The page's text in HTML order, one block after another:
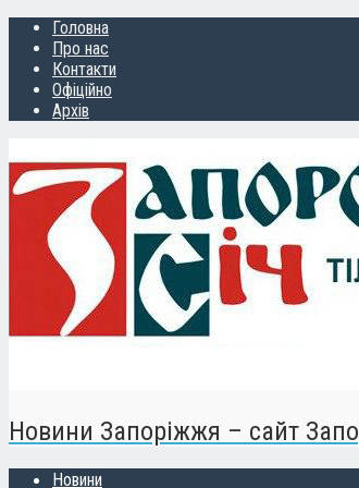
Головна
Про нас
Контакти
Офіційно
Архів
Новини Запоріжжя – сайт
Новини